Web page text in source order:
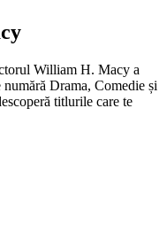
William H. Macy a
Drama, Comedie și
titlurile care te